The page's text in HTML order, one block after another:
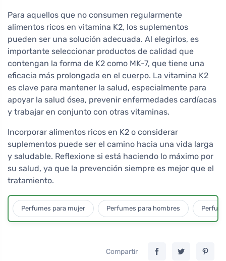
Para aquellos que no consumen regularmente
alimentos ricos en vitamina K2, los suplementos
pueden ser una solución adecuada. Al elegirlos, es
importante seleccionar productos de calidad que
contengan la forma de K2 como MK-7, que tiene una
eficacia más prolongada en el cuerpo. La vitamina K2
es clave para mantener la salud, especialmente para
apoyar la salud ósea, prevenir enfermedades cardíacas
y trabajar en conjunto con otras vitaminas.
Incorporar alimentos ricos en K2 o considerar
suplementos puede ser el camino hacia una vida larga
y saludable. Reflexione si está haciendo lo máximo por
su salud, ya que la prevención siempre es mejor que el
tratamiento.
Perfumes para mujer Perfumes para hombres
Compartir